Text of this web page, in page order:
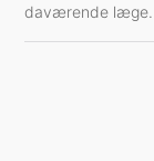
daværende læge.